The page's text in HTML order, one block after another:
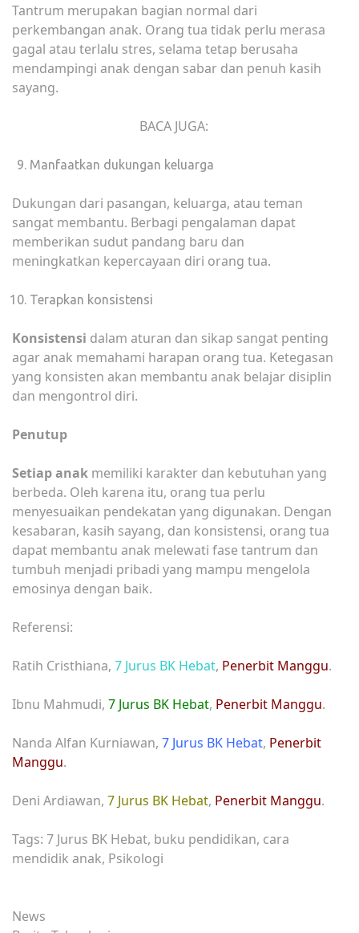
Tantrum merupakan bagian normal dari
perkembangan anak. Orang tua tidak perlu merasa
gagal atau terlalu stres, selama tetap berusaha
mendampingi anak dengan sabar dan penuh kasih
sayang.
BACA JUGA:
Manfaatkan dukungan keluarga
Dukungan dari pasangan, keluarga, atau teman
sangat membantu. Berbagi pengalaman dapat
memberikan sudut pandang baru dan
meningkatkan kepercayaan diri orang tua.
Terapkan konsistensi
Konsistensi dalam aturan dan sikap sangat penting
agar anak memahami harapan orang tua. Ketegasan
yang konsisten akan membantu anak belajar disiplin
dan mengontrol diri.
Penutup
Setiap anak memiliki karakter dan kebutuhan yang
berbeda. Oleh karena itu, orang tua perlu
menyesuaikan pendekatan yang digunakan. Dengan
kesabaran, kasih sayang, dan konsistensi, orang tua
dapat membantu anak melewati fase tantrum dan
tumbuh menjadi pribadi yang mampu mengelola
emosinya dengan baik.
Referensi:
Ratih Cristhiana, 7 Jurus BK Hebat, Penerbit Manggu.
Ibnu Mahmudi, 7 Jurus BK Hebat, Penerbit Manggu.
Nanda Alfan Kurniawan, 7 Jurus BK Hebat, Penerbit
Manggu.
Deni Ardiawan, 7 Jurus BK Hebat, Penerbit Manggu.
Tags: 7 Jurus BK Hebat, buku pendidikan, cara
mendidik anak, Psikologi
News